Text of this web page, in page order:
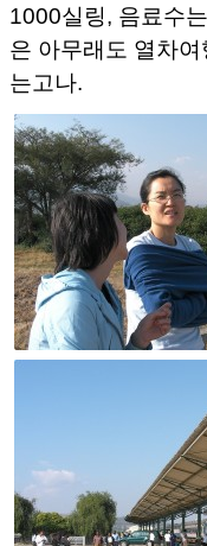
1000실링, 음료수
은 아무래도 열차
는고나.